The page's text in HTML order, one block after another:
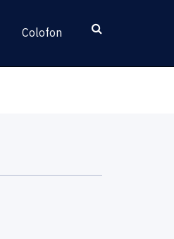
Colofon